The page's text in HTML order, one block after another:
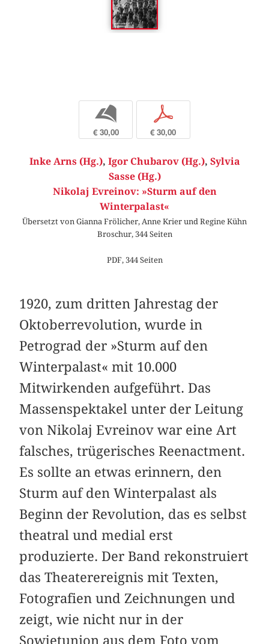
b
€ 30,00
p
€ 30,00
Inke Arns (Hg.), Igor Chubarov (Hg.), Sylvia
Sasse (Hg.)
Nikolaj Evreinov: »Sturm auf den
Winterpalast«
Übersetzt von Gianna Frölicher, Anne Krier und Regine Kühn
Broschur, 344 Seiten
PDF, 344 Seiten
1920, zum dritten Jahrestag der
Oktoberrevolution, wurde in
Petrograd der »Sturm auf den
Winterpalast« mit 10.000
Mitwirkenden aufgeführt. Das
Massenspektakel unter der Leitung
von Nikolaj Evreinov war eine Art
falsches, trügerisches Reenactment.
Es sollte an etwas erinnern, den
Sturm auf den Winterpalast als
Beginn der Revolution, das es selbst
theatral und medial erst
produzierte. Der Band rekonstruiert
das Theaterereignis mit Texten,
Fotografien und Zeichnungen und
zeigt, wie nicht nur in der
Sowjetunion aus dem Foto vom